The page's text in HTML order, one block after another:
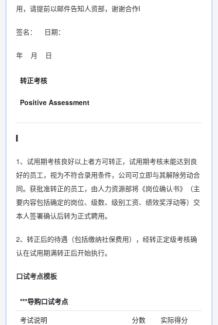
用，请提前以邮件告知人资部，谢谢合作l
签名： 日期：
年 月 日
转正考核
Positive Assessment
▎
1、试用期考核良好以上者方可转正，试用期考核未能达到良
好的员工，视为不符合录用条件，公司可立即与其解除劳动合
同。获批准转正的员工，由人力资源部将《岗位确认书》（主
要内容包括确定的岗位、级数、级别工资、绩效奖浮动等）交
本人签署确认后转为正式聘用。
2、转正后的待遇（包括缴纳社保费用），经转正定级考核确
认在试用期满转正后开始执行。
口试考点模板
***导购口试考点
考试说明
分数
实际得分